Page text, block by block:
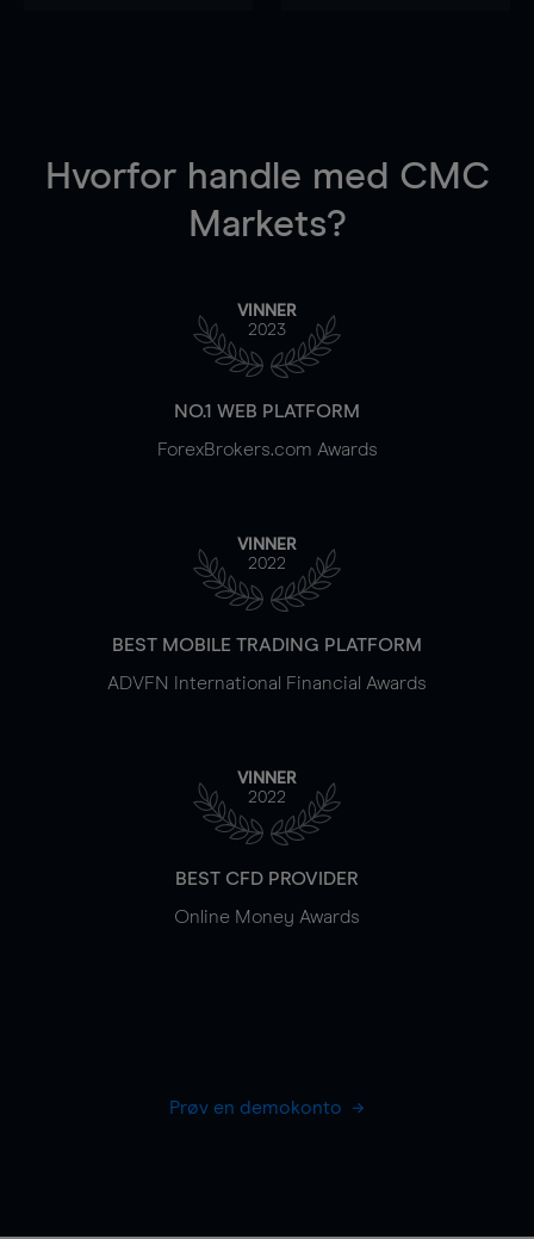
Hvorfor handle med CMC
Markets?
VINNER
2023
NO.1 WEB PLATFORM
ForexBrokers.com Awards
VINNER
2022
BEST MOBILE TRADING PLATFORM
ADVFN International Financial Awards
VINNER
2022
BEST CFD PROVIDER
Online Money Awards
Prøv en demokonto